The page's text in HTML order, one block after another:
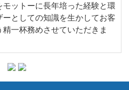
ットーに長年培った経験と環
としての知識を生かしてお客
一杯務めさせていただきま